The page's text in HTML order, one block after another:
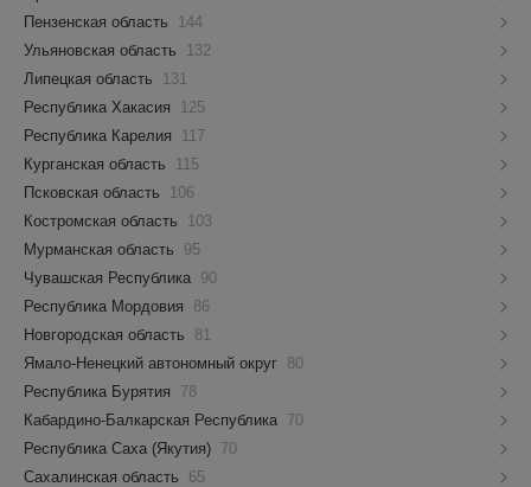
Пензенская область
144
Ульяновская область
132
Липецкая область
131
Республика Хакасия
125
Республика Карелия
117
Курганская область
115
Псковская область
106
Костромская область
103
Мурманская область
95
Чувашская Республика 90
Республика Мордовия
86
Новгородская область
81
Ямало-Ненецкий автономный округ 80
Республика Бурятия
78
Кабардино-Балкарская Республика 70
Республика Саха (Якутия) 70
Сахалинская область
65